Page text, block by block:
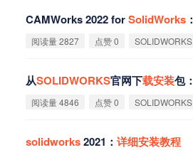
CAMWorks 2022 forSolidWorks ：
阅读量 2827 点赞 0 SOLIDWORKS
从SOLIDWORKS官网下载安装包：
阅读量 4846 点赞 0 SOLIDWORKS
solidworks2021： 详细安装教程